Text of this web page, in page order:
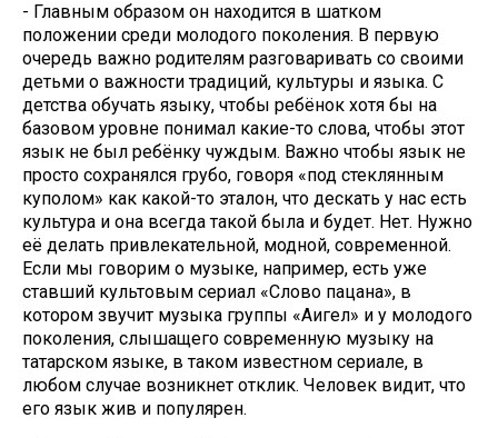
- Главным образом он находится в шатком
положении среди молодого поколения. В первую
очередь важно родителям разговаривать со своими
детьми о важности традиций, культуры и языка. С
детства обучать языку, чтобы ребёнок хотя бы на
базовом уровне понимал какие-то слова, чтобы этот
язык не был ребёнку чуждым. Важно чтобы язык не
просто сохранялся грубо, говоря «под стеклянным
куполом» как какой-то эталон, что дескать у нас есть
культура и она всегда такой была и будет. Нет. Нужно
её делать привлекательной, модной, современной.
Если мы говорим о музыке, например, есть уже
ставший культовым сериал «Слово пацана», в
котором звучит музыка группы «Аигел» и у молодого
поколения, слышащего современную музыку на
татарском языке, в таком известном сериале, в
любом случае возникнет отклик. Человек видит, что
его язык жив и популярен.